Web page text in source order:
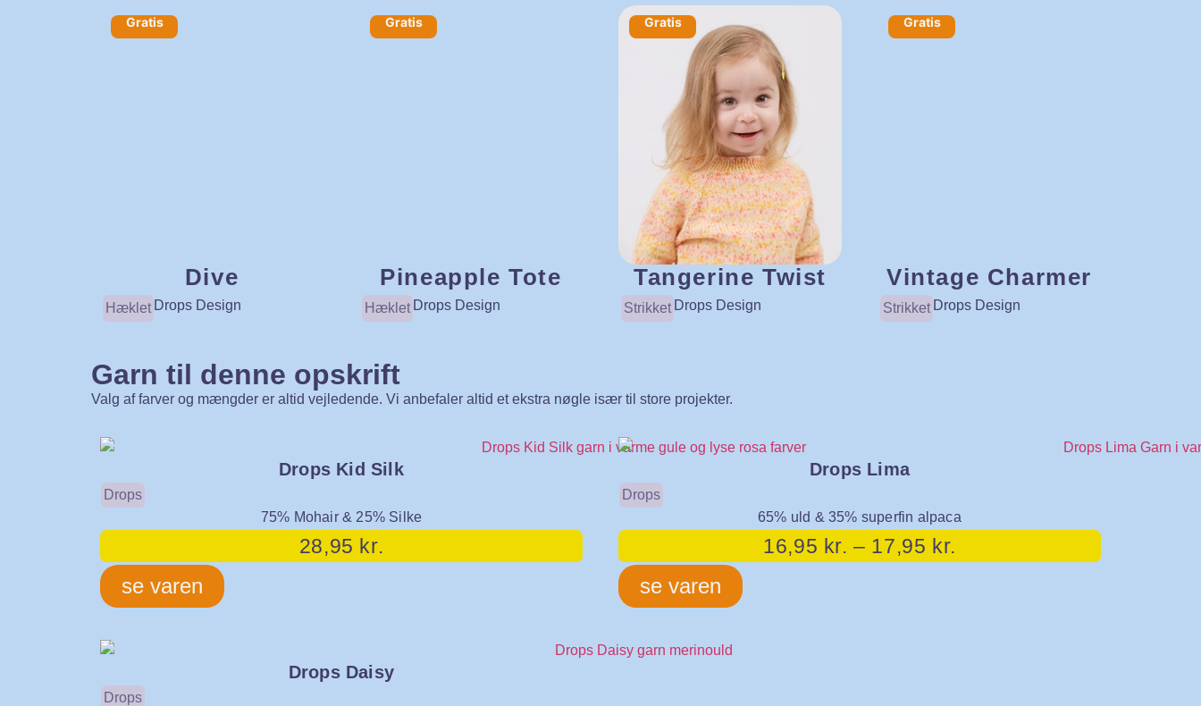
Gratis
Dive
Hæklet Drops Design
Gratis
Pineapple Tote
Hæklet Drops Design
Gratis
Tangerine Twist
Strikket Drops Design
Gratis
Vintage Charmer
Strikket Drops Design
Garn til denne opskrift
Valg af farver og mængder er altid vejledende. Vi anbefaler altid et ekstra nøgle især til store projekter.
Drops Kid Silk
Drops
75% Mohair & 25% Silke
28,95 kr.
se varen
Drops Lima
Drops
65% uld & 35% superfin alpaca
16,95 kr. – 17,95 kr.
se varen
Drops Daisy
Drops